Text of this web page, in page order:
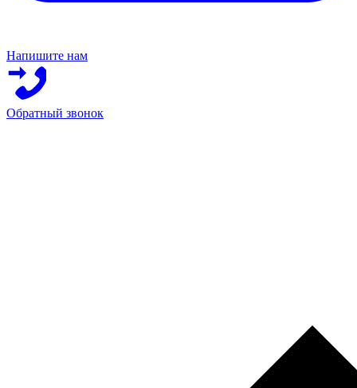
Напишите нам
Обратный звонок